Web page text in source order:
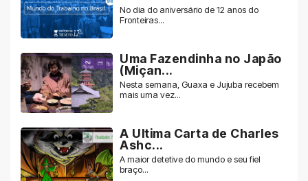
No dia do aniversário de 12 anos do
Fronteiras...
Uma Fazendinha no Japão
(Miçan...
Nesta semana, Guaxa e Jujuba recebem
mais uma vez...
A Ultima Carta de Charles
Ashc...
A maior detetive do mundo e seu fiel
braço...